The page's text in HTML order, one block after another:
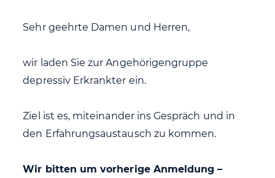
Sehr geehrte Damen und Herren,
wir laden Sie zur Angehörigengruppe
depressiv Erkrankter ein.
Ziel ist es, miteinander ins Gespräch und in
den Erfahrungsaustausch zu kommen.
Wir bitten um vorherige Anmeldung –